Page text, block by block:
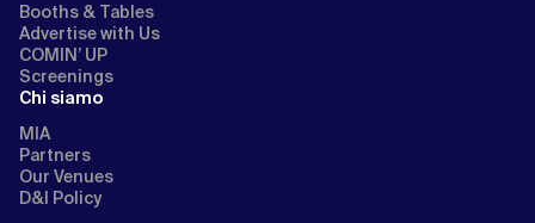
Booths & Tables
Advertise with Us
COMIN’ UP
Screenings
Chi siamo
MIA
Partners
Our Venues
D&I Policy